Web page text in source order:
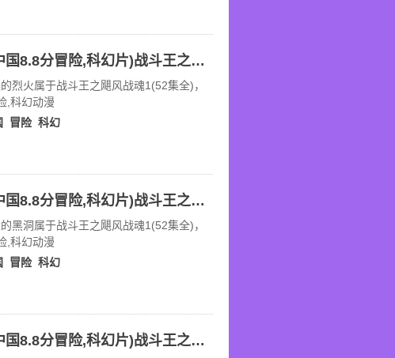
战斗王之飓风战魂1(2012中国8.8分冒险,科幻片)战斗王之飓风战魂1 第9话 09 温柔的烈火
烈火属于战斗王之飓风战魂1(52集全)，
,科幻动漫
冒险 科幻
战斗王之飓风战魂1(2012中国8.8分冒险,科幻片)战斗王之飓风战魂1 第8话 08 巨大的黑洞
黑洞属于战斗王之飓风战魂1(52集全)，
,科幻动漫
冒险 科幻
战斗王之飓风战魂1(2012中国8.8分冒险,科幻片)战斗王之飓风战魂1 第7话 07 激战的陀螺手大赛